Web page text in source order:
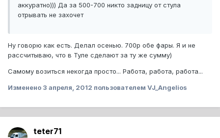
аккуратно))) Да за 500-700 никто задницу от стула
отрывать не захочет
Ну говорю как есть. Делал осенью. 700р обе фары. Я и не
рассчитываю, что в Туле сделают за ту же сумму)
Самому возиться некогда просто... Работа, работа, работа...
Изменено 3 апреля, 2012 пользователем VJ_Angelios
teter71